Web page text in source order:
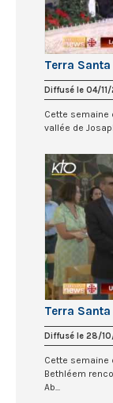
Terra
Diffusé le 04/11/
Cette semaine
vallée de
Terra
Diffusé le 28/
Cette semaine
Bethléem
Ab...